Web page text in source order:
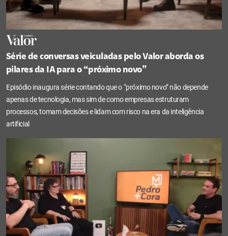
Série de conversas veiculadas pelo Valor aborda os
pilares da IA para o “próximo novo”
Episódio inaugura série contando que o “próximo novo” não depende
apenas de tecnologia, mas sim de como empresas estruturam
processos, tomam decisões e lidam com risco na era da inteligência
artificial